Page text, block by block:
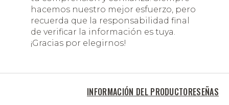
INFORMACIÓN DEL PRODUCTORESEÑAS
hacemos nuestro mejor esfuerzo, pero
recuerda que la responsabilidad final
de verificar la información es tuya.
¡Gracias por elegirnos!